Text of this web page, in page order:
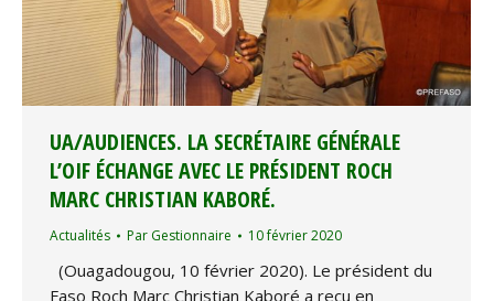
UA/AUDIENCES. LA SECRÉTAIRE GÉNÉRALE
L’OIF ÉCHANGE AVEC LE PRÉSIDENT ROCH
MARC CHRISTIAN KABORÉ.
Actualités Par Gestionnaire 10 février 2020
(Ouagadougou, 10 février 2020). Le président du
Faso Roch Marc Christian Kaboré a reçu en